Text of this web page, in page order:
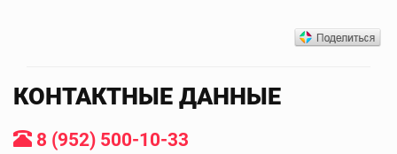
КОНТАКТНЫЕ ДАННЫЕ
8 (952) 500-10-33